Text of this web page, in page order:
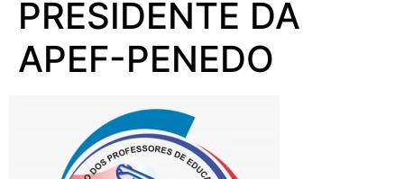
PRESIDENTE DA
APEF-PENEDO